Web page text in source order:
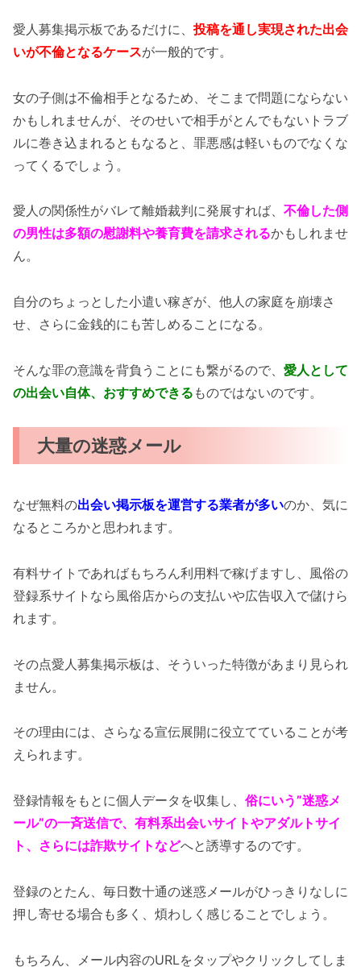
愛人募集掲示板であるだけに、投稿を通し実現された出会
いが不倫となるケースが一般的です。
女の子側は不倫相手となるため、そこまで問題にならない
かもしれませんが、そのせいで相手がとんでもないトラブ
ルに巻き込まれるともなると、罪悪感は軽いものでなくな
ってくるでしょう。
愛人の関係性がバレて離婚裁判に発展すれば、 不倫した側
の男性は多額の慰謝料や養育費を請求されるかもしれませ
ん。
自分のちょっとした小遣い稼ぎが、他人の家庭を崩壊さ
せ、さらに金銭的にも苦しめることになる。
そんな罪の意識を背負うことにも繋がるので、 愛人として
の出会い自体、おすすめできる ものではないのです。
大量の迷惑メール
なぜ無料の出会い掲示板を運営する業者が多いのか、気に
なるところかと思われます。
有料サイトであればもちろん利用料で稼げますし、風俗の
登録系サイトなら風俗店からの支払いや広告収入で儲けら
れます。
その点愛人募集掲示板は、そういった特徴があまり見られ
ません。
その理由には、さらなる宣伝展開に役立てていることが考
えられます。
登録情報をもとに個人データを収集し、 俗にいう”迷惑メ
ール”の一斉送信で、有料系出会いサイトやアダルトサイ
ト、さらには詐欺サイトなどへと誘導するのです。
登録のとたん、毎日数十通の迷惑メールがひっきりなしに
押し寄せる場合も多く、煩わしく感じることでしょう。
もちろん、メール内容のURLをタップやクリックしてしま